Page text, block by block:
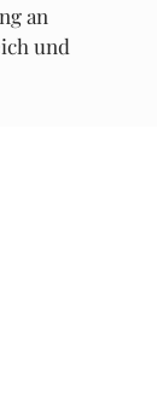
an
und